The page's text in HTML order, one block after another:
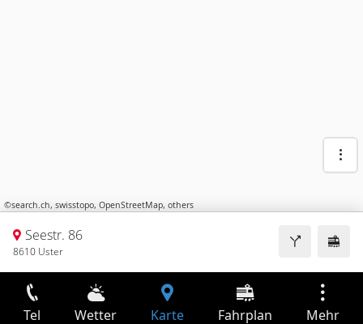
©search.ch, swisstopo, OpenStreetMap, others
Seestr. 86
8610 Uster
Tel Wetter Karte Fahrplan Mehr